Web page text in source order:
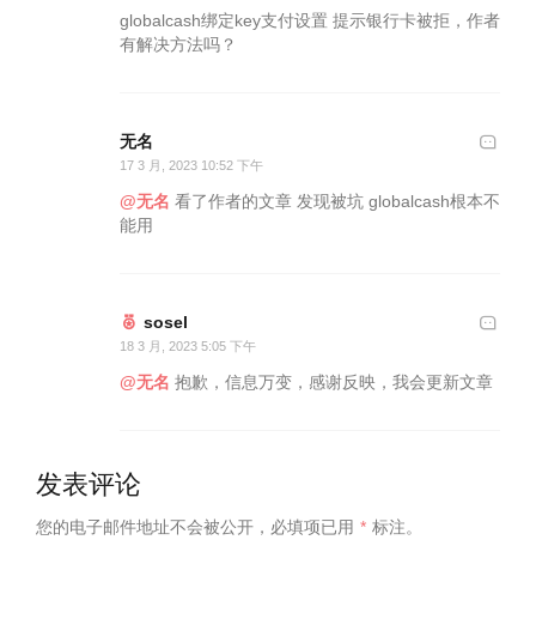
globalcash绑定key支付设置 提示银行卡被拒，作者
有解决方法吗？
无名
17 3 月, 2023 10:52 下午
@无名 看了作者的文章 发现被坑 globalcash根本不
能用
sosel
18 3 月, 2023 5:05 下午
@无名 抱歉，信息万变，感谢反映，我会更新文章
发表评论
您的电子邮件地址不会被公开， 必填项已用 * 标注。